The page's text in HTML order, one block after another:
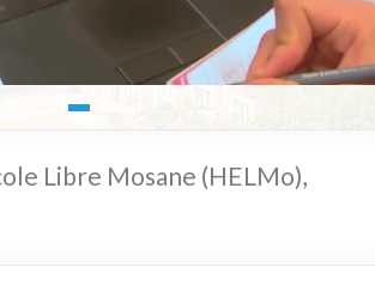
Libre Mosane (HELMo),